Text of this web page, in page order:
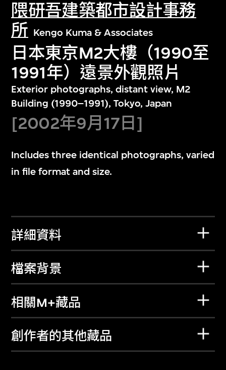
隈研吾建築都市設計事務
所 Kengo Kuma & Associates
日本東京M2大樓（1990至
1991年）遠景外觀照片
Exterior photographs, distant view, M2
Building (1990–1991), Tokyo, Japan
[2002年9月17日]
Includes three identical photographs, varied
in file format and size.
詳細資料
檔案背景
相關M+藏品
創作者的其他藏品